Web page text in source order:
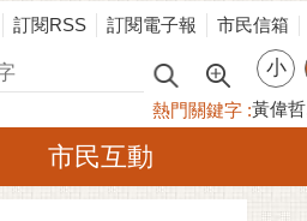
訂閱RSS 訂閱電子報 市民信箱
小
熱門關鍵字 黃偉哲
市民互動